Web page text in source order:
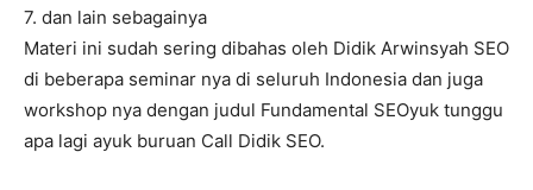
7. dan lain sebagainya
Materi ini sudah sering dibahas oleh Didik Arwinsyah SEO
di beberapa seminar nya di seluruh Indonesia dan juga
workshop nya dengan judul Fundamental SEOyuk tunggu
apa lagi ayuk buruan Call Didik SEO.